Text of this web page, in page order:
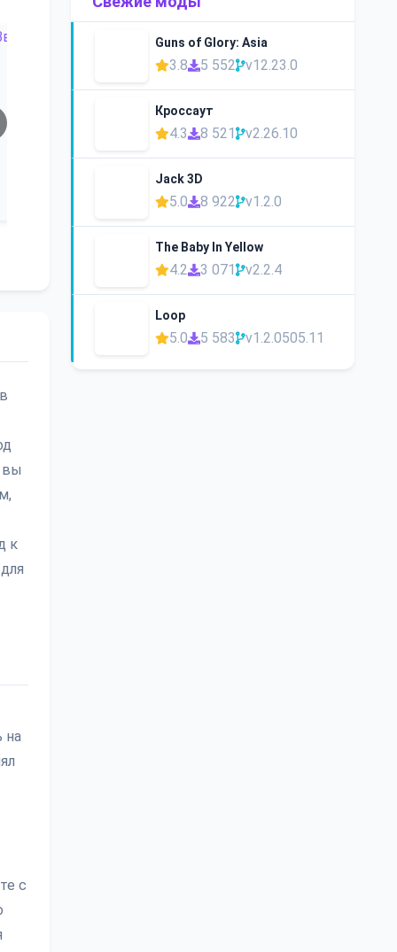
вы
к
на
с
Guns of Glory: Asia
3.8 5 552 v12.23.0
Кроссаут
4.3 8 521 v2.26.10
Jack 3D
5.0 8 922 v1.2.0
The Baby In Yellow
4.2 3 071 v2.2.4
Loop
5.0 5 583 v1.2.0505.11